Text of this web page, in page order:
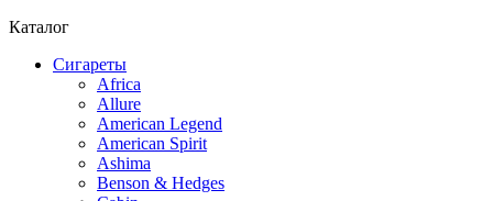
Каталог
Сигареты
Africa
Allure
American Legend
American Spirit
Ashima
Benson & Hedges